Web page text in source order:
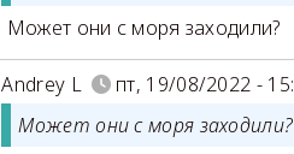
Может они с моря заходили?
Andrey L
пт, 19/08/2022 -
Может они с моря заходили?